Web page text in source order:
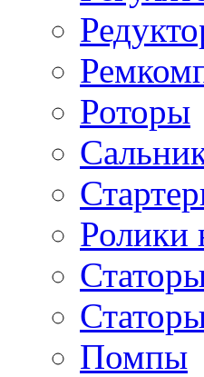
Роторы
Ролики
Помпы